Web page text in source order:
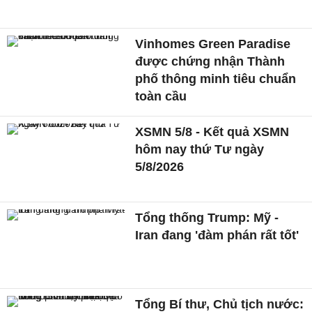
Vinhomes Green Paradise
được chứng nhận Thành
phố thông minh tiêu chuẩn
toàn cầu
XSMN 5/8 - Kết quả XSMN
hôm nay thứ Tư ngày
5/8/2026
Tổng thống Trump: Mỹ -
Iran đang 'đàm phán rất tốt'
Tổng Bí thư, Chủ tịch nước: